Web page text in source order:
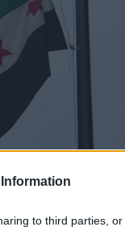
to third parties,